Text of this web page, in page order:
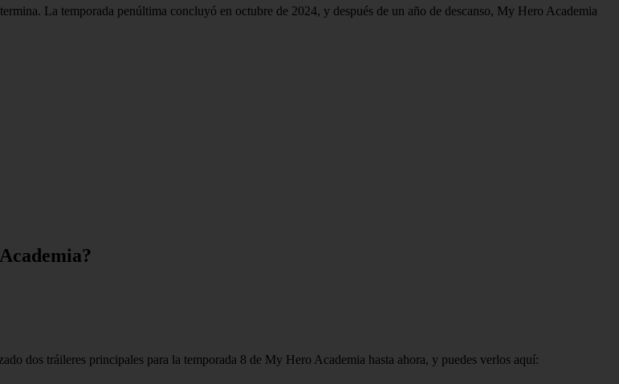
La temporada penúltima concluyó en octubre de 2024, y después de un año de descanso, My Hero Academia
dos tráileres principales para la temporada 8 de My Hero Academia hasta ahora, y puedes verlos aquí: